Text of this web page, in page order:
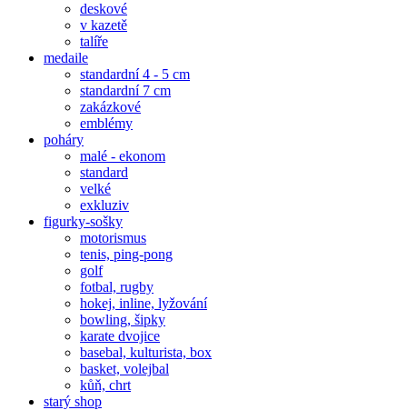
deskové
v kazetě
talíře
medaile
standardní 4 - 5 cm
standardní 7 cm
zakázkové
emblémy
poháry
malé - ekonom
standard
velké
exkluziv
figurky-sošky
motorismus
tenis, ping-pong
golf
fotbal, rugby
hokej, inline, lyžování
bowling, šipky
karate dvojice
basebal, kulturista, box
basket, volejbal
kůň, chrt
starý shop